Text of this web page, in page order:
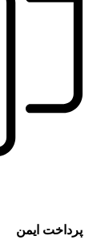
پرداخت ایمن